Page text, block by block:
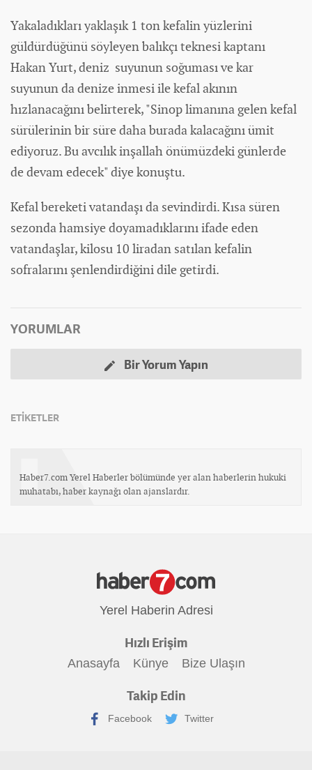
Yakaladıkları yaklaşık 1 ton kefalin yüzlerini
güldürdüğünü söyleyen balıkçı teknesi kaptanı
Hakan Yurt, deniz suyunun soğuması ve kar
suyunun da denize inmesi ile kefal akının
hızlanacağını belirterek, "Sinop limanına gelen kefal
sürülerinin bir süre daha burada kalacağını ümit
ediyoruz. Bu avcılık inşallah önümüzdeki günlerde
de devam edecek" diye konuştu.
Kefal bereketi vatandaşı da sevindirdi. Kısa süren
sezonda hamsiye doyamadıklarını ifade eden
vatandaşlar, kilosu 10 liradan satılan kefalin
sofralarını şenlendirdiğini dile getirdi.
YORUMLAR
Bir Yorum Yapın
ETİKETLER
Haber7.com Yerel Haberler bölümünde yer alan haberlerin hukuki
muhatabı, haber kaynağı olan ajanslardır.
Yerel Haberin Adresi
Hızlı Erişim
Anasayfa Künye Bize Ulaşın
Takip Edin
Facebook Twitter